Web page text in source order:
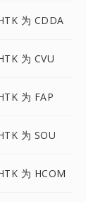
为 CDDA
为 CVU
为 FAP
为 SOU
为 HCOM